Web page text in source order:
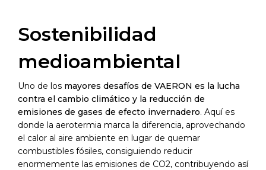
Sostenibilidad
medioambiental
Uno de los mayores desafíos de VAERON es la lucha
contra el cambio climático y la reducción de
emisiones de gases de efecto invernadero. Aquí es
donde la aerotermia marca la diferencia, aprovechando
el calor al aire ambiente en lugar de quemar
combustibles fósiles, consiguiendo reducir
enormemente las emisiones de CO2, contribuyendo así